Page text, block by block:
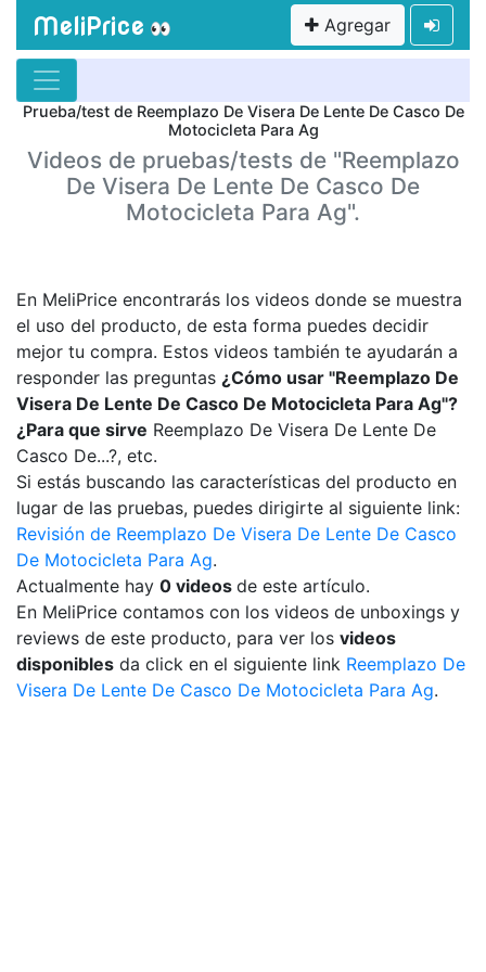
MeliPrice 👀 Agregar
Prueba/test de Reemplazo De Visera De Lente De Casco De
Motocicleta Para Ag
Videos de pruebas/tests de "Reemplazo
De Visera De Lente De Casco De
Motocicleta Para Ag".
En MeliPrice encontrarás los videos donde se muestra
el uso del producto, de esta forma puedes decidir
mejor tu compra. Estos videos también te ayudarán a
responder las preguntas ¿Cómo usar "Reemplazo De
Visera De Lente De Casco De Motocicleta Para Ag"?
¿Para que sirve Reemplazo De Visera De Lente De
Casco De...?, etc.
Si estás buscando las características del producto en
lugar de las pruebas, puedes dirigirte al siguiente link:
Revisión de Reemplazo De Visera De Lente De Casco
De Motocicleta Para Ag.
Actualmente hay 0 videos de este artículo.
En MeliPrice contamos con los videos de unboxings y
reviews de este producto, para ver los videos
disponibles da click en el siguiente link Reemplazo De
Visera De Lente De Casco De Motocicleta Para Ag.